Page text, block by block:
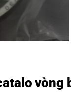
vòng